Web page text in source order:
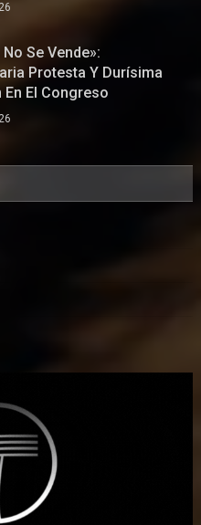
Se Vende»:
Protesta Y Durísima
En El Congreso